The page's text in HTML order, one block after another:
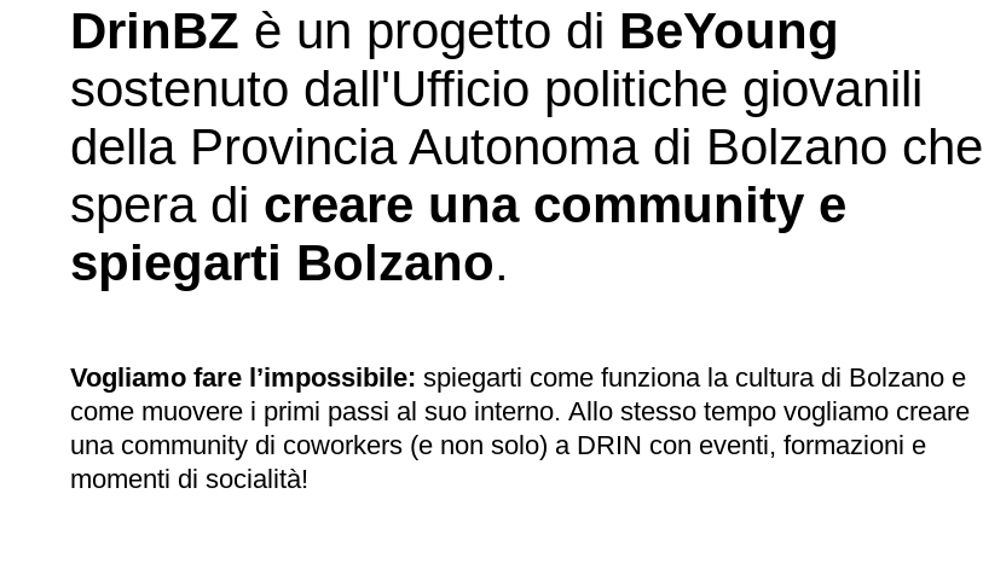
DrinBZ è un progetto di BeYoung
sostenuto dall'Ufficio politiche giovanili
della Provincia Autonoma di Bolzano che
spera di creare una community e
spiegarti Bolzano.
Vogliamo fare l’impossibile: spiegarti come funziona la cultura di Bolzano e
come muovere i primi passi al suo interno. Allo stesso tempo vogliamo creare
una community di coworkers (e non solo) a DRIN con eventi, formazioni e
momenti di socialità!